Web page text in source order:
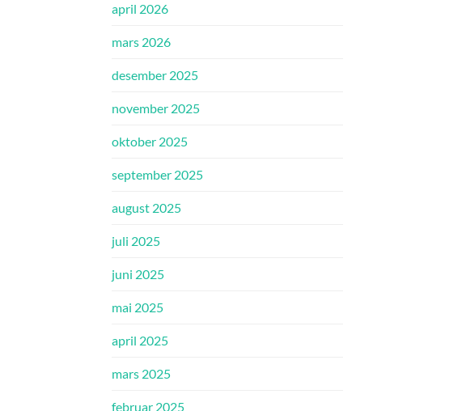
april 2026
mars 2026
desember 2025
november 2025
oktober 2025
september 2025
august 2025
juli 2025
juni 2025
mai 2025
april 2025
mars 2025
februar 2025